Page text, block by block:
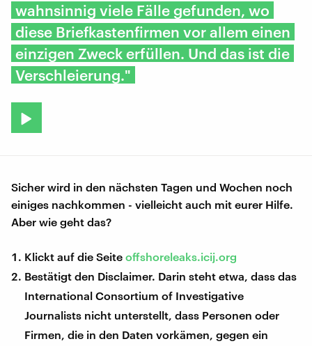
wahnsinnig viele Fälle gefunden, wo
diese Briefkastenfirmen vor allem einen
einzigen Zweck erfüllen. Und das ist die
Verschleierung."
Sicher wird in den nächsten Tagen und Wochen noch
einiges nachkommen - vielleicht auch mit eurer Hilfe.
Aber wie geht das?
Klickt auf die Seiteoffshoreleaks.icij.org
Bestätigt den Disclaimer. Darin steht etwa, dass das
International Consortium of Investigative
Journalists nicht unterstellt, dass Personen oder
Firmen, die in den Daten vorkämen, gegen ein